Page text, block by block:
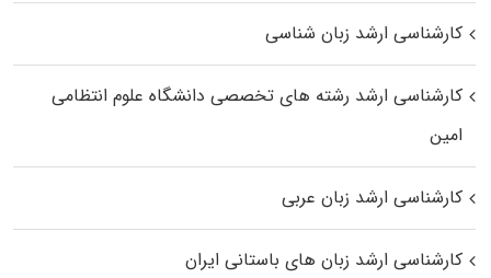
کارشناسی ارشد زبان شناسی
کارشناسی ارشد رﺷﺘﻪ ﻫﺎی تخصصی داﻧﺸﮕﺎه ﻋﻠﻮم انتظامی
اﻣﻴﻦ
کارشناسی ارشد زبان عربی
کارشناسی ارشد زبان‌ های باستانی ایران